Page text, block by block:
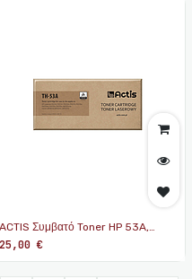
ACTIS Συμβατό Toner HP 53A,
Q7553A, Canon CRG-715 ,black
25,00 €